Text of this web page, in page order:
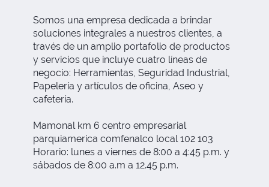
Somos una empresa dedicada a brindar
soluciones integrales a nuestros clientes, a
través de un amplio portafolio de productos
y servicios que incluye cuatro líneas de
negocio: Herramientas, Seguridad Industrial,
Papelería y artículos de oficina, Aseo y
cafetería.
Mamonal km 6 centro empresarial
parquiamerica comfenalco local 102 103
Horario: lunes a viernes de 8:00 a 4:45 p.m. y
sábados de 8:00 a.m a 12.45 p.m.